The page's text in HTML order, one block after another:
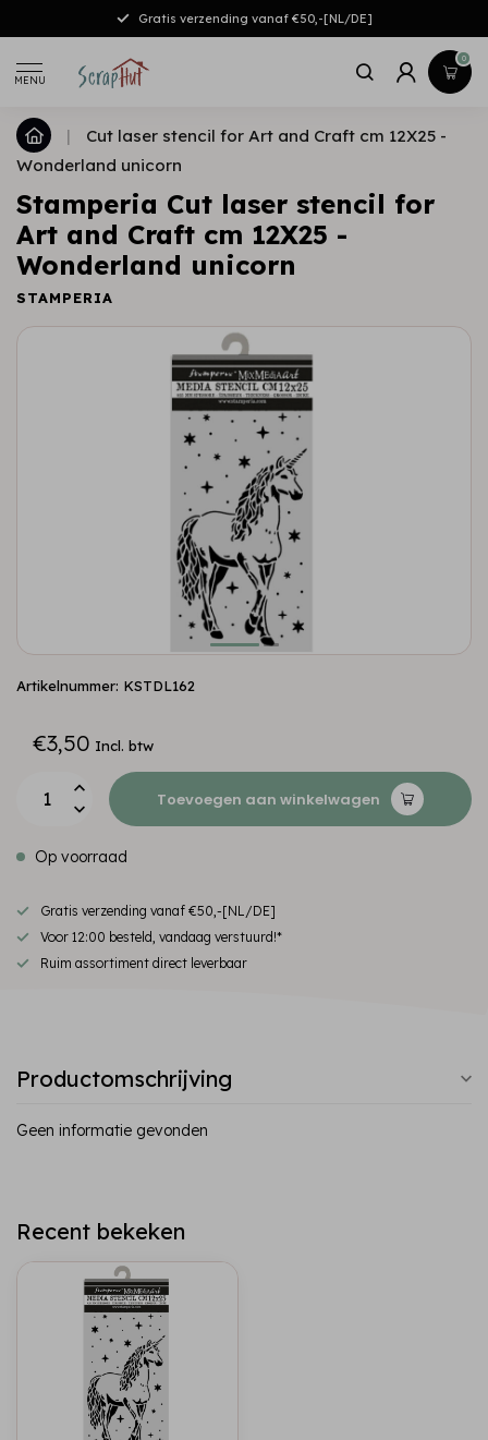
Gratis verzending vanaf €50,-[NL/DE]
MENU
0
|
Cut laser stencil for Art and Craft cm 12X25 -
Wonderland unicorn
Stamperia Cut laser stencil for
Art and Craft cm 12X25 -
Wonderland unicorn
STAMPERIA
Artikelnummer: KSTDL162
€3,50 Incl. btw
Toevoegen aan winkelwagen
Op voorraad
Gratis verzending vanaf €50,-[NL/DE]
Voor 12:00 besteld, vandaag verstuurd!*
Ruim assortiment direct leverbaar
Productomschrijving
Geen informatie gevonden
Recent bekeken